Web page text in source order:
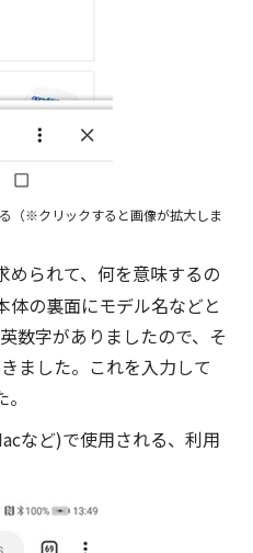
（※クリックすると画像が拡大しま
められて、何を意味するの
体の裏面にモデル名などと
数字がありましたので、そ
ました。これを入力して
など)で使用される、利用